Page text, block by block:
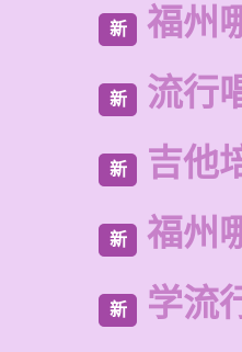
新 福州
新 流行
新 吉他
新 福州
新 学流